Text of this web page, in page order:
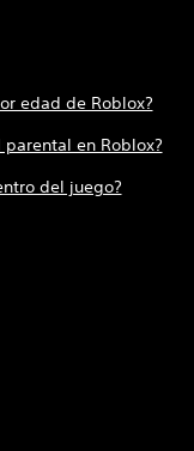
edad de Roblox?
en Roblox?
del juego?